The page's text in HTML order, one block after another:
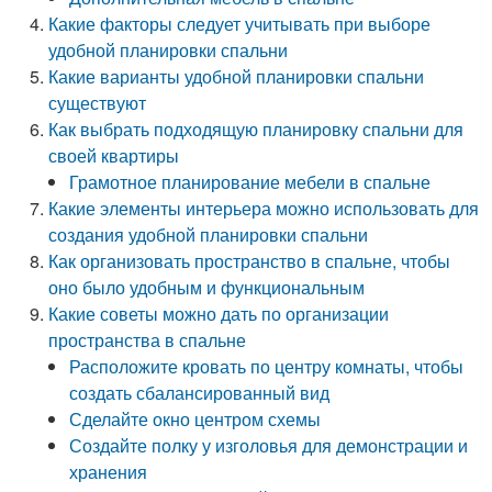
Какие факторы следует учитывать при выборе
удобной планировки спальни
Какие варианты удобной планировки спальни
существуют
Как выбрать подходящую планировку спальни для
своей квартиры
Грамотное планирование мебели в спальне
Какие элементы интерьера можно использовать для
создания удобной планировки спальни
Как организовать пространство в спальне, чтобы
оно было удобным и функциональным
Какие советы можно дать по организации
пространства в спальне
Расположите кровать по центру комнаты, чтобы
создать сбалансированный вид
Сделайте окно центром схемы
Создайте полку у изголовья для демонстрации и
хранения